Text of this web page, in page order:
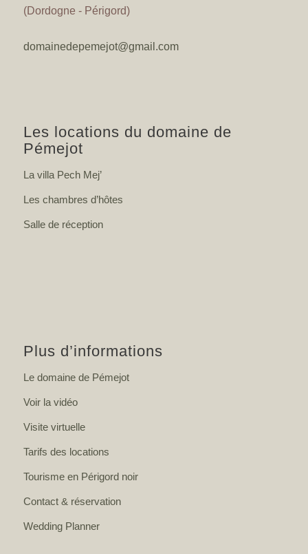
(Dordogne - Périgord)
domainedepemejot@gmail.com
Les locations du domaine de
Pémejot
La villa Pech Mej’
Les chambres d’hôtes
Salle de réception
Plus d’informations
Le domaine de Pémejot
Voir la vidéo
Visite virtuelle
Tarifs des locations
Tourisme en Périgord noir
Contact & réservation
Wedding Planner